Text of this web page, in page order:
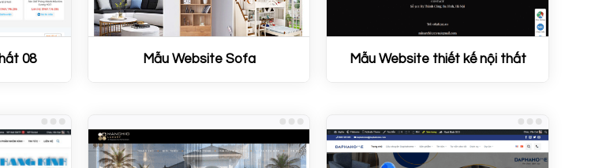
08 Mẫu Website Sofa Mẫu Website thiết kế nội thất